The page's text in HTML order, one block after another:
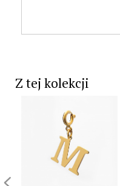
Z tej kolekcji